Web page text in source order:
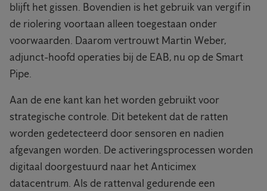
blijft het gissen. Bovendien is het gebruik van vergif in
de riolering voortaan alleen toegestaan onder
voorwaarden. Daarom vertrouwt Martin Weber,
adjunct-hoofd operaties bij de EAB, nu op de Smart
Pipe.
Aan de ene kant kan het worden gebruikt voor
strategische controle. Dit betekent dat de ratten
worden gedetecteerd door sensoren en nadien
afgevangen worden. De activeringsprocessen worden
digitaal doorgestuurd naar het Anticimex
datacentrum. Als de rattenval gedurende een